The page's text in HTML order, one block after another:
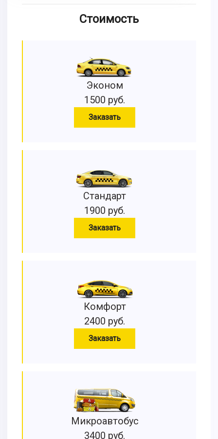
Стоимость
Эконом
1500 руб.
Заказать
Стандарт
1900 руб.
Заказать
Комфорт
2400 руб.
Заказать
Микроавтобус
3400 руб.